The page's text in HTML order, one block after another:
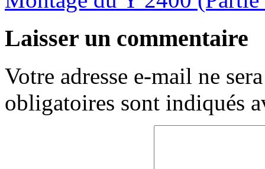
Laisser un commentaire
Votre adresse e-mail ne
obligatoires sont indiqués